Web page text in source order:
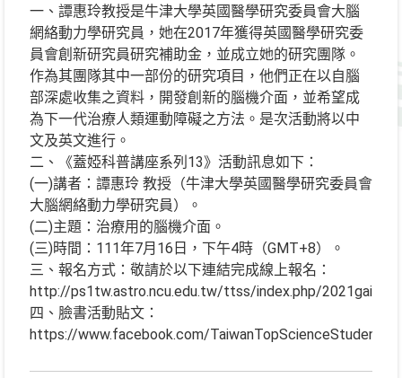
一、譚惠玲教授是牛津大學英國醫學研究委員會大腦
網絡動力學研究員，她在2017年獲得英國醫學研究委
員會創新研究員研究補助金，並成立她的研究團隊。
作為其團隊其中一部份的研究項目，他們正在以自腦
部深處收集之資料，開發創新的腦機介面，並希望成
為下一代治療人類運動障礙之方法。是次活動將以中
文及英文進行。
二、《蓋婭科普講座系列13》活動訊息如下：
(一)講者：譚惠玲 教授（牛津大學英國醫學研究委員會
大腦網絡動力學研究員）。
(二)主題：治療用的腦機介面。
(三)時間：111年7月16日，下午4時（GMT+8）。
三、報名方式：敬請於以下連結完成線上報名：
http://ps1tw.astro.ncu.edu.tw/ttss/index.php/
四、臉書活動貼文：
https://www.facebook.com/